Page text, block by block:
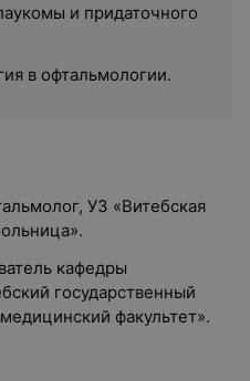
и придаточного
в офтальмологии.
УЗ «Витебская
кафедры
государственный
факультет».